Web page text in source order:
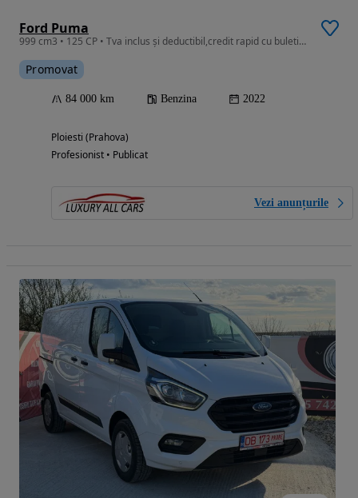
Ford Puma
999 cm3 • 125 CP • Tva inclus și deductibil,credit rapid cu buletinul
Promovat
84 000 km Benzina 2022
Ploiesti (Prahova)
Profesionist • Publicat
Vezi anunțurile